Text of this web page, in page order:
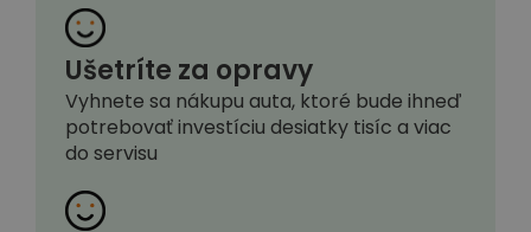
Ušetríte za opravy
Vyhnete sa nákupu auta, ktoré bude ihneď
potrebovať investíciu desiatky tisíc a viac
do servisu